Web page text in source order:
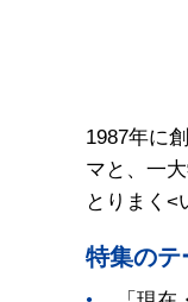
1987年に
マと、一
とりまく<
特集のテ